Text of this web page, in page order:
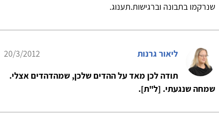
שנרקמו בתבונה וברגישות.תענוג.
ליאור גרנות
20/3/2012
תודה לכן מאד על ההדים שלכן, שמהדהדים אצלי.
שמחה שנגעתי. [ל"ת].